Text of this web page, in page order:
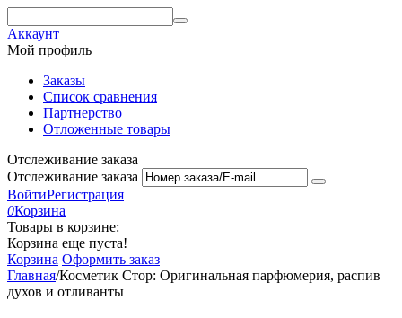
Аккаунт
Мой профиль
Заказы
Список сравнения
Партнерство
Отложенные товары
Отслеживание заказа
Отслеживание заказа
ВойтиРегистрация
0Корзина
Товары в корзине:
Корзина еще пуста!
Корзина Оформить заказ
Главная/Косметик Стор: Оригинальная парфюмерия, распив
духов и отливанты